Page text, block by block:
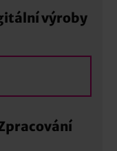
výroby